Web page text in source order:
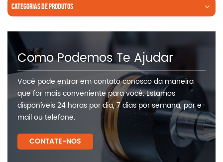
CATEGORIAS DE PRODUTOS
Como Podemos Te Ajudar
Você pode entrar em contato conosco da maneira
que for mais conveniente para você. Estamos
disponíveis 24 horas por dia, 7 dias por semana, por e-
mail ou telefone.
CONTATE-NOS